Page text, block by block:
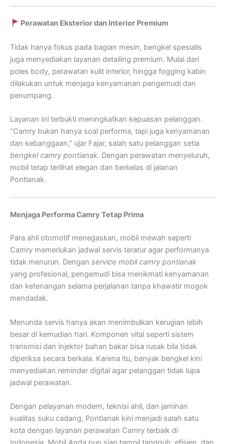
Perawatan Eksterior dan Interior Premium
Tidak hanya fokus pada bagian mesin, bengkel spesialis
juga menyediakan layanan detailing premium. Mulai dari
poles body, perawatan kulit interior, hingga fogging kabin
dilakukan untuk menjaga kenyamanan pengemudi dan
penumpang.
Layanan ini terbukti meningkatkan kepuasan pelanggan.
“Camry bukan hanya soal performa, tapi juga kenyamanan
dan kebanggaan,” ujar Fajar, salah satu pelanggan setia
bengkel camry pontianak. Dengan perawatan menyeluruh,
mobil tetap terlihat elegan dan berkelas di jalanan
Pontianak.
Menjaga Performa Camry Tetap Prima
Para ahli otomotif menegaskan, mobil mewah seperti
Camry memerlukan jadwal servis teratur agar performanya
tidak menurun. Dengan service mobil camry pontianak
yang profesional, pengemudi bisa menikmati kenyamanan
dan ketenangan selama perjalanan tanpa khawatir mogok
mendadak.
Menunda servis hanya akan menimbulkan kerugian lebih
besar di kemudian hari. Komponen vital seperti sistem
transmisi dan injektor bahan bakar bisa rusak bila tidak
diperiksa secara berkala. Karena itu, banyak bengkel kini
menyediakan reminder digital agar pelanggan tidak lupa
jadwal perawatan.
Dengan pelayanan modern, teknisi ahli, dan jaminan
kualitas suku cadang, Pontianak kini menjadi salah satu
kota dengan layanan perawatan Camry terbaik di